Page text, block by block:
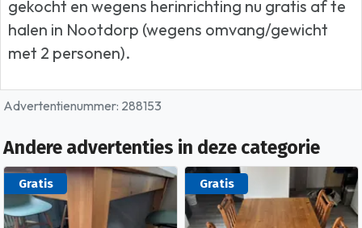
gekocht en wegens herinrichting nu gratis af te
halen in Nootdorp (wegens omvang/gewicht
met 2 personen).
Advertentienummer: 288153
Andere advertenties in deze categorie
Gratis Gratis